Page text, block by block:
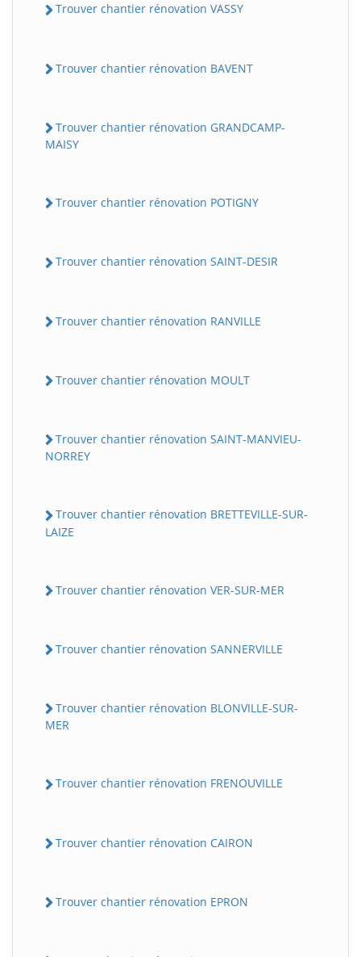
Trouver chantier rénovation VASSY
Trouver chantier rénovation BAVENT
Trouver chantier rénovation GRANDCAMP-
MAISY
Trouver chantier rénovation POTIGNY
Trouver chantier rénovation SAINT-DESIR
Trouver chantier rénovation RANVILLE
Trouver chantier rénovation MOULT
Trouver chantier rénovation SAINT-MANVIEU-
NORREY
Trouver chantier rénovation BRETTEVILLE-SUR-
LAIZE
Trouver chantier rénovation VER-SUR-MER
Trouver chantier rénovation SANNERVILLE
Trouver chantier rénovation BLONVILLE-SUR-
MER
Trouver chantier rénovation FRENOUVILLE
Trouver chantier rénovation CAIRON
Trouver chantier rénovation EPRON
BatiWebPro